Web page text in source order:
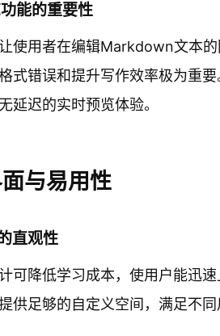
能的重要性
使用者在编辑Markdown文本
式错误和提升写作效率极为重
延迟的实时预览体验。
与易用性
直观性
可降低学习成本，使用户能迅
供足够的自定义空间，满足不同